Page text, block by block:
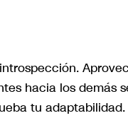
hacia los demás
tu